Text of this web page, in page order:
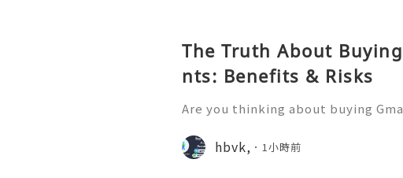
The Truth About
nts: Benefits & Risks
Are you thinking about buying
u want to more information just
4-hour Reply/Contacts ✅⇒Whats
hbvk, 1小時前